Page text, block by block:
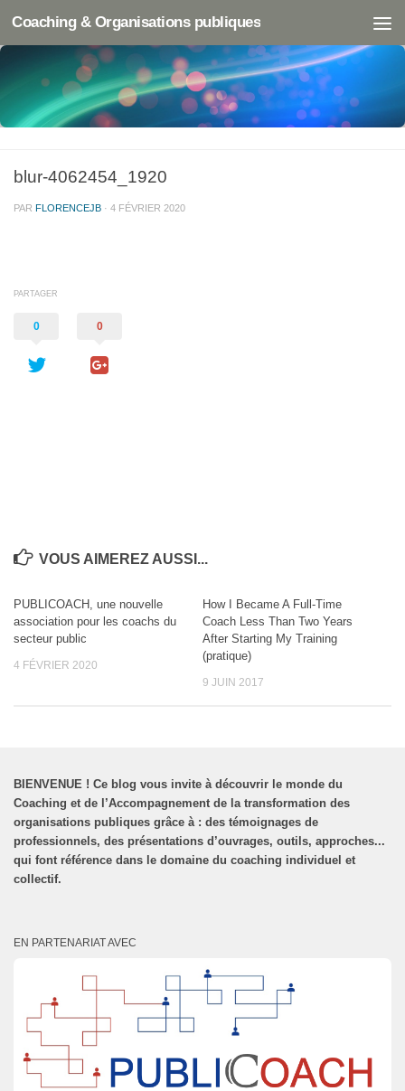
Coaching & Organisations publiques
blur-4062454_1920
PAR FLORENCEJB · 4 FÉVRIER 2020
PARTAGER
0 0
VOUS AIMEREZ AUSSI...
PUBLICOACH, une nouvelle
association pour les coachs du
secteur public
4 FÉVRIER 2020
How I Became A Full-Time
Coach Less Than Two Years
After Starting My Training
(pratique)
9 JUIN 2017
BIENVENUE ! Ce blog vous invite à découvrir le monde du
Coaching et de l’Accompagnement de la transformation des
organisations publiques grâce à : des témoignages de
professionnels, des présentations d’ouvrages, outils, approches...
qui font référence dans le domaine du coaching individuel et
collectif.
EN PARTENARIAT AVEC